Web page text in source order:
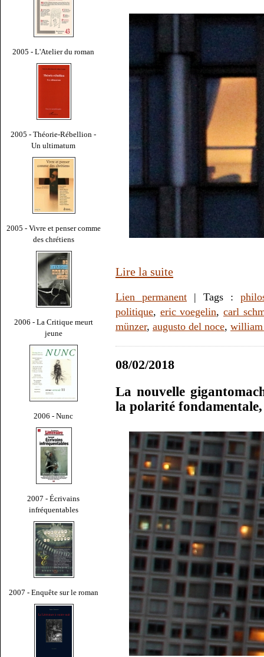
2005 - L'Atelier du roman
2005 - Théorie-Rébellion -
Un ultimatum
2005 - Vivre et penser comme
des chrétiens
2006 - La Critique meurt
jeune
2006 - Nunc
2007 - Écrivains
infréquentables
2007 - Enquête sur le roman
Lire la suite
Lien permanent| Tags :
politique, eric voegelin, carl
münzer, augusto del noce, william
08/02/2018
La nouvelle
la polarité